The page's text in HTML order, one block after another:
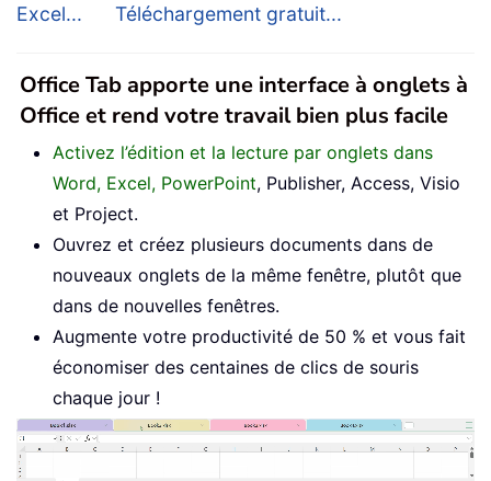
Excel...
Téléchargement gratuit...
Office Tab apporte une interface à onglets à
Office et rend votre travail bien plus facile
Activez l’édition et la lecture par onglets dans
Word, Excel, PowerPoint, Publisher, Access, Visio
et Project.
Ouvrez et créez plusieurs documents dans de
nouveaux onglets de la même fenêtre, plutôt que
dans de nouvelles fenêtres.
Augmente votre productivité de 50 % et vous fait
économiser des centaines de clics de souris
chaque jour !